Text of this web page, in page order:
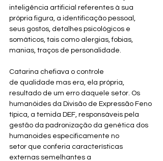
inteligência artificial referentes à sua
própria figura, a identificação pessoal,
seus gostos, detalhes psicológicos e
somáticos, tais como alergias, fobias,
manias, traços de personalidade.
Catarina chefiava o controle
de qualidade mas era, ela própria,
resultado de um erro daquele setor. Os
humanóides da Divisão de Expressão Feno
típica, a temida DEF, responsáveis pela
gestão da padronização da genética dos
humanoides especificamente no
setor que conferia características
externas semelhantes a